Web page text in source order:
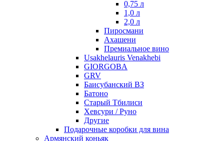
0,75 л
1,0 л
2,0 л
Пиросмани
Ахашени
Премиальное вино
Usakhelauris Venakhebi
GIORGOBA
GRV
Баисубанский ВЗ
Батоно
Старый Тбилиси
Хевсури / Руно
Другие
Подарочные коробки для вина
Армянский коньяк